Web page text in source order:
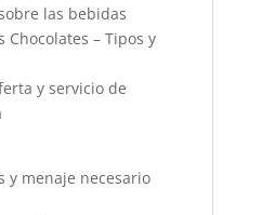
las bebidas
Chocolates – Tipos y
y servicio de
y menaje necesario